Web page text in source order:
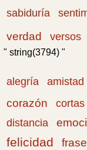
sabiduría
verdad
versos
" string(3794) "
alegría amistad
corazón
cortas
distancia
felicidad